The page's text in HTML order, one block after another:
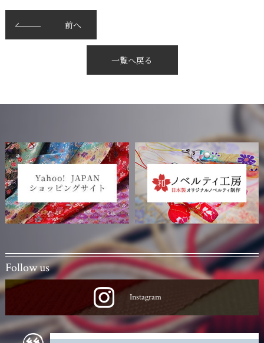
前へ
一覧へ戻る
Follow us
Instagram